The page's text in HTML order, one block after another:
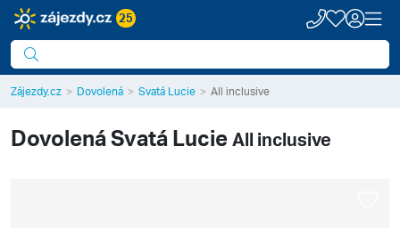
25
Zájezdy.cz Dovolená Svatá Lucie All inclusive
DovolenáSvatá LucieAll inclusive